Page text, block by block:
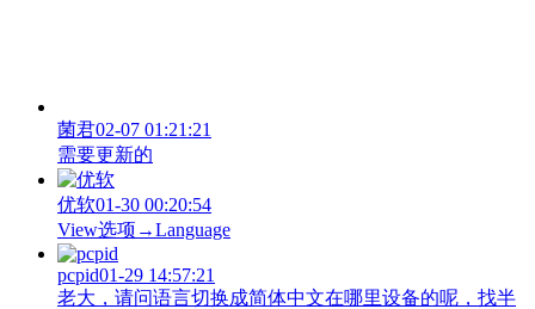
菌君02-07 01:21:21
需要更新的
优软01-30 00:20:54
View‌选项→Language
pcpid01-29 14:57:21
老大，请问语言切换成简体中文在哪里设备的呢，找半